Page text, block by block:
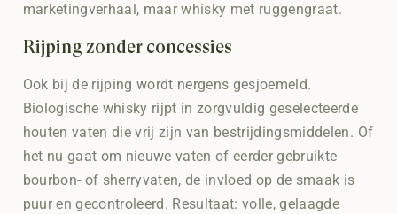
marketingverhaal, maar whisky met ruggengraat.
Rijping zonder concessies
Ook bij de rijping wordt nergens gesjoemeld.
Biologische whisky rijpt in zorgvuldig geselecteerde
houten vaten die vrij zijn van bestrijdingsmiddelen. Of
het nu gaat om nieuwe vaten of eerder gebruikte
bourbon- of sherryvaten, de invloed op de smaak is
puur en gecontroleerd. Resultaat: volle, gelaagde